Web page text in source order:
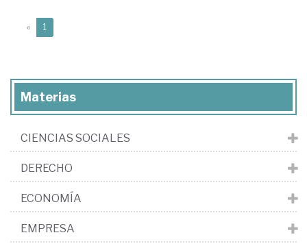
« 1
Materias
CIENCIAS SOCIALES
DERECHO
ECONOMÍA
EMPRESA